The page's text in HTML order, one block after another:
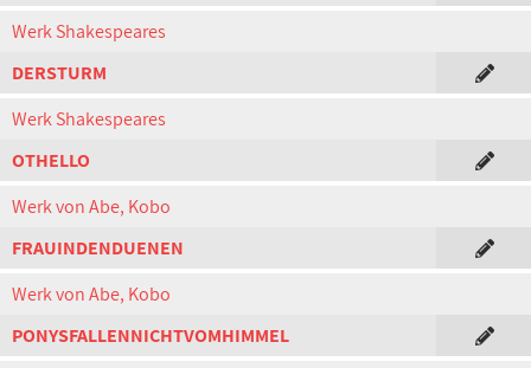
Werk Shakespeares
DERSTURM
Werk Shakespeares
OTHELLO
Werk von Abe, Kobo
FRAUINDENDUENEN
Werk von Abe, Kobo
PONYSFALLENNICHTVOMHIMMEL